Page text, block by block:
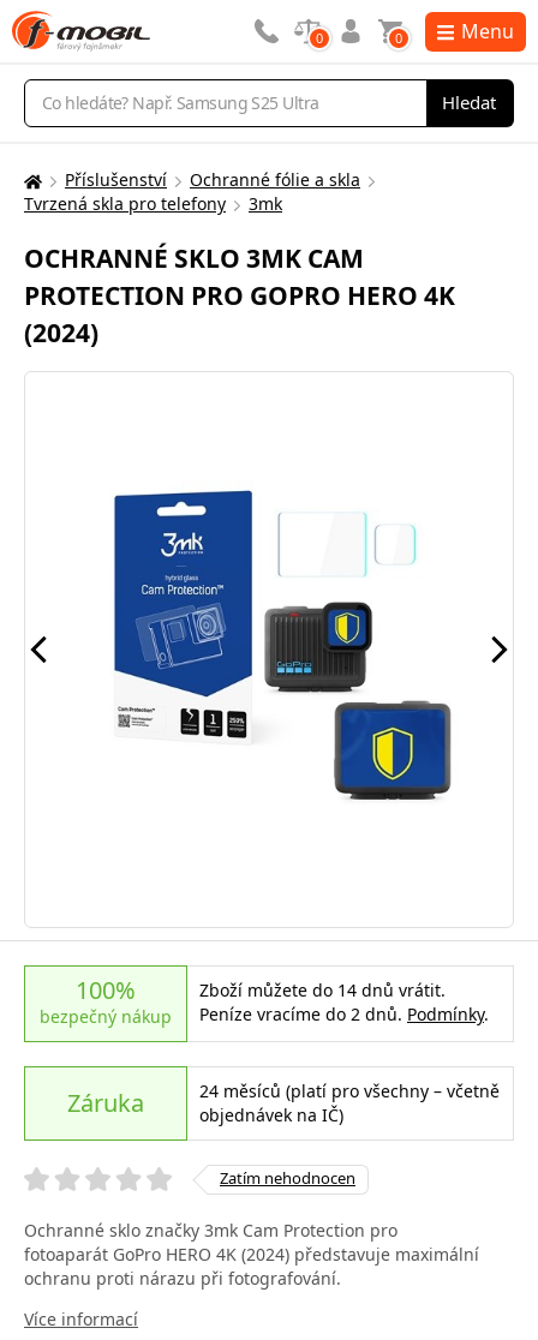
Vyhledávání
Hledat
0 0 Menu
Zde
nacházíte:
Příslušenství
Ochranné fólie a skla
Tvrzená skla pro telefony
3mk
OCHRANNÉ SKLO 3MK CAM
PROTECTION PRO GOPRO HERO 4K
(2024)
100%
bezpečný nákup
Zboží můžete do 14 dnů vrátit.
Peníze vracíme do 2 dnů. Podmínky.
Záruka
24 měsíců (platí pro všechny – včetně
objednávek na IČ)
Zatím nehodnocen
Ochranné sklo značky 3mk Cam Protection pro
fotoaparát GoPro HERO 4K (2024) představuje maximální
ochranu proti nárazu při fotografování.
Více informací